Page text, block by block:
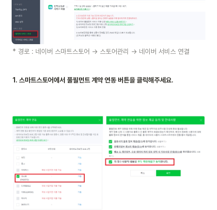
* 경로 : 네이버 스마트스토어 → 스토어관리 → 네이버 서비스 연결
1. 스마트스토어에서 풀필먼트 계약 연동 버튼을 클릭해주세요.